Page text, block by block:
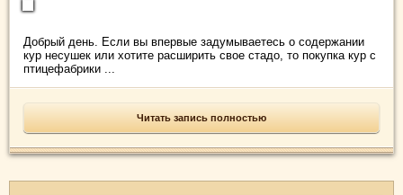
Добрый день. Если вы впервые задумываетесь о содержании
кур несушек или хотите расширить свое стадо, то покупка кур с
птицефабрики ...
Читать запись полностью